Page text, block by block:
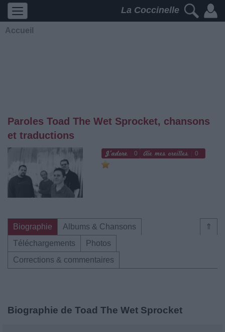
La Coccinelle
Accueil
Paroles Toad The Wet Sprocket, chansons
et traductions
0 0
⇑
Biographie
Albums & Chansons
Téléchargements
Photos
Corrections & commentaires
Biographie de Toad The Wet Sprocket